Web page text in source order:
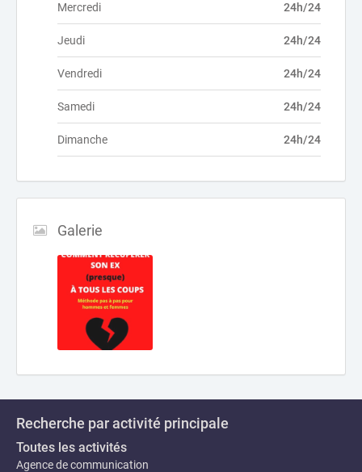
Mercredi 24h/24
Jeudi 24h/24
Vendredi 24h/24
Samedi 24h/24
Dimanche 24h/24
Galerie
Recherche par activité principale
Toutes les activités
Agence de communication